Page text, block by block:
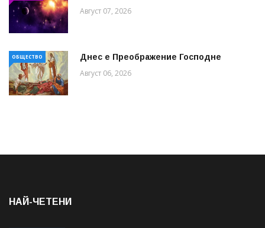
Август 07, 2026
ОБЩЕСТВО Днес е Преображение Господне
Август 06, 2026
НАЙ-ЧЕТЕНИ